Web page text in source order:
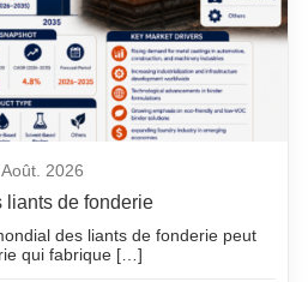
2026
liants de fonderie
des liants de fonderie peut
qui fabrique […]